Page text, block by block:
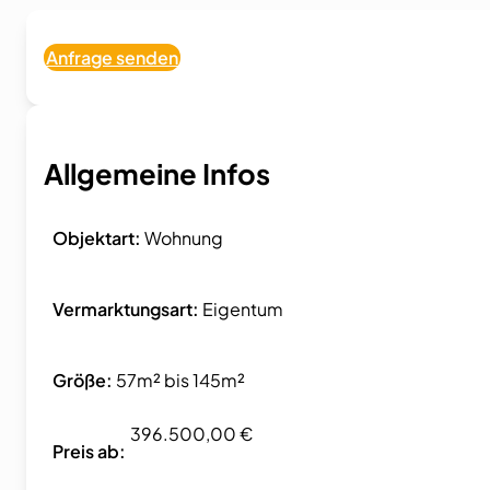
Anfrage senden
Allgemeine Infos
Objektart: Wohnung
Vermarktungsart: Eigentum
Größe: 57m² bis 145m²
Preis ab:
396.500,00 €